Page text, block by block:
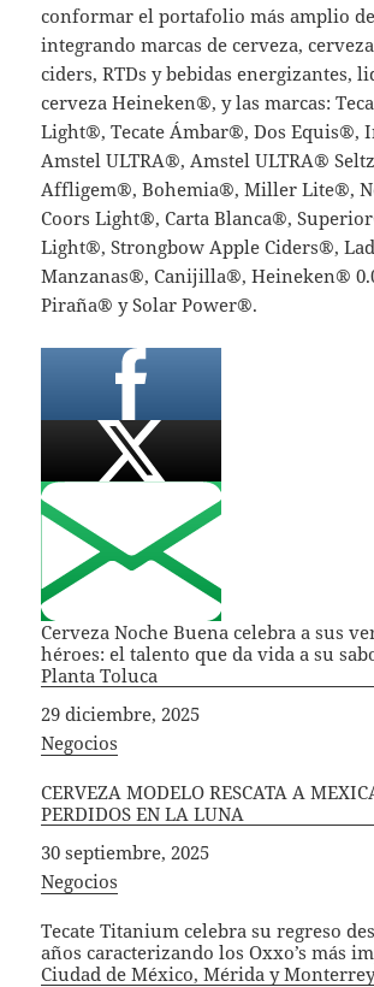
conformar el portafolio más amplio
integrando marcas de cerveza,
ciders, RTDs y bebidas energizantes,
cerveza Heineken®️, y las marcas:
Light®️, Tecate Ámbar®, Dos Equis®️,
Amstel ULTRA®️, Amstel ULTRA®
Affligem®️, Bohemia®️, Miller Lite®️,
Coors Light®️, Carta Blanca®️,
Light®️, Strongbow Apple Ciders®️,
Manzanas®️, Canijilla®️, Heineken®
Piraña®️ y Solar Power®️.
Cerveza Noche Buena celebra a sus
héroes: el talento que da vida a su
Planta Toluca
Fecha
29 diciembre, 2025
In relation to
Negocios
CERVEZA MODELO RESCATA A
PERDIDOS EN LA LUNA
Fecha
30 septiembre, 2025
In relation to
Negocios
Tecate Titanium celebra su regreso
años caracterizando los Oxxo’s más
Ciudad de México, Mérida y